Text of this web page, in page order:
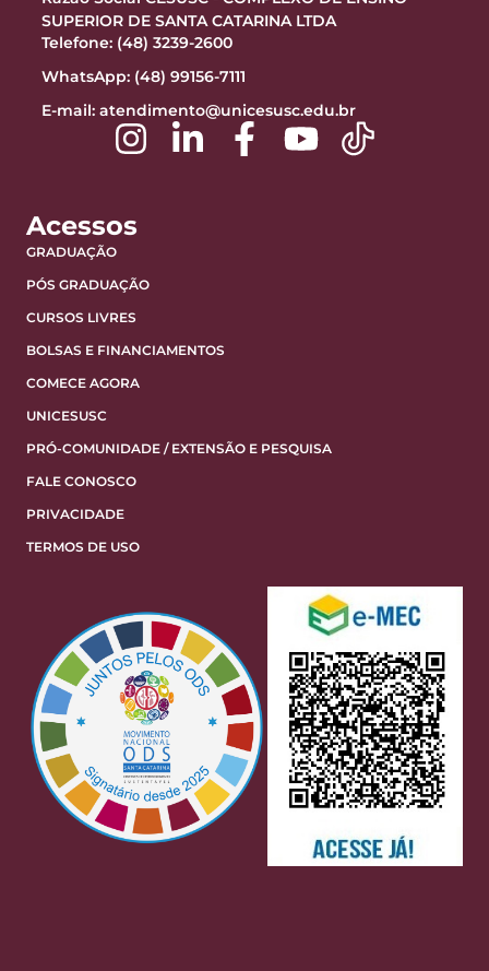
SUPERIOR DE SANTA CATARINA LTDA
Telefone: (48) 3239-2600
WhatsApp: (48) 99156-7111
E-mail: atendimento@unicesusc.edu.br
Acessos
GRADUAÇÃO
PÓS GRADUAÇÃO
CURSOS LIVRES
BOLSAS E FINANCIAMENTOS
COMECE AGORA
UNICESUSC
PRÓ-COMUNIDADE / EXTENSÃO E PESQUISA
FALE CONOSCO
PRIVACIDADE
TERMOS DE USO